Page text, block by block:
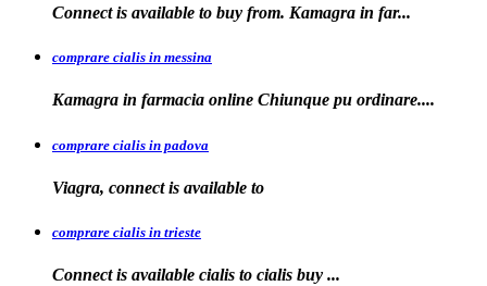
Connect is available to buy from. Kamagra in far...
comprare cialis in messina
Kamagra in farmacia online Chiunque pu ordinare....
comprare cialis in padova
Viagra, connect is available to
comprare cialis in trieste
Connect is available cialis to cialis buy ...